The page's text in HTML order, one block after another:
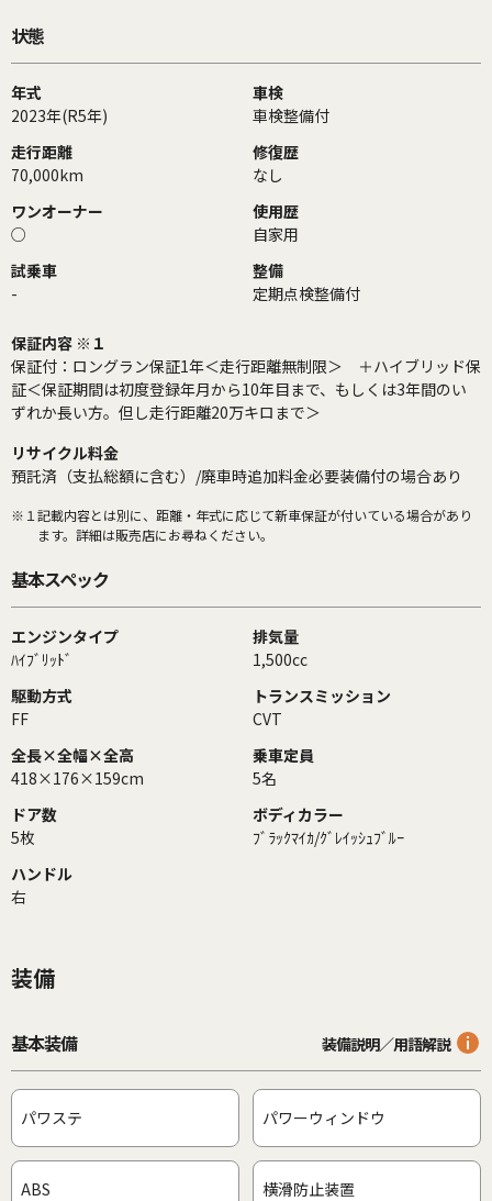
状態
年式
2023年(R5年)
車検
車検整備付
走行距離
70,000km
修復歴
なし
ワンオーナー
○
使用歴
自家用
試乗車
-
整備
定期点検整備付
保証内容 ※１
保証付：ロングラン保証1年＜走行距離無制限＞ ＋ハイブリッド保
証＜保証期間は初度登録年月から10年目まで、もしくは3年間のい
ずれか長い方。但し走行距離20万キロまで＞
リサイクル料金
預託済（支払総額に含む）/廃車時追加料金必要装備付の場合あり
※１ 記載内容とは別に、距離・年式に応じて新車保証が付いている場合があり
ます。詳細は販売店にお尋ねください。
基本スペック
エンジンタイプ
ﾊｲﾌﾞﾘｯﾄﾞ
排気量
1,500cc
駆動方式
FF
トランスミッション
CVT
全長×全幅×全高
418×176×159cm
乗車定員
5名
ドア数
5枚
ボディカラー
ﾌﾞﾗｯｸﾏｲｶ/ｸﾞﾚｲｯｼｭﾌﾞﾙｰ
ハンドル
右
装備
基本装備 装備説明／用語解説
パワステ パワーウィンドウ
ABS 横滑防止装置